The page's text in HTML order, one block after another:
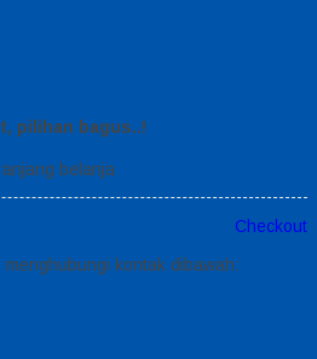
pilihan bagus..!
belanja
Checkout
kontak dibawah: